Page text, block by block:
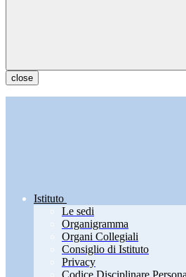
close
Istituto
Le sedi
Organigramma
Organi Collegiali
Consiglio di Istituto
Privacy